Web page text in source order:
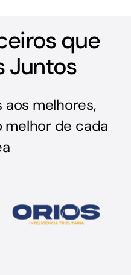
que
Juntos
aos melhores,
de cada